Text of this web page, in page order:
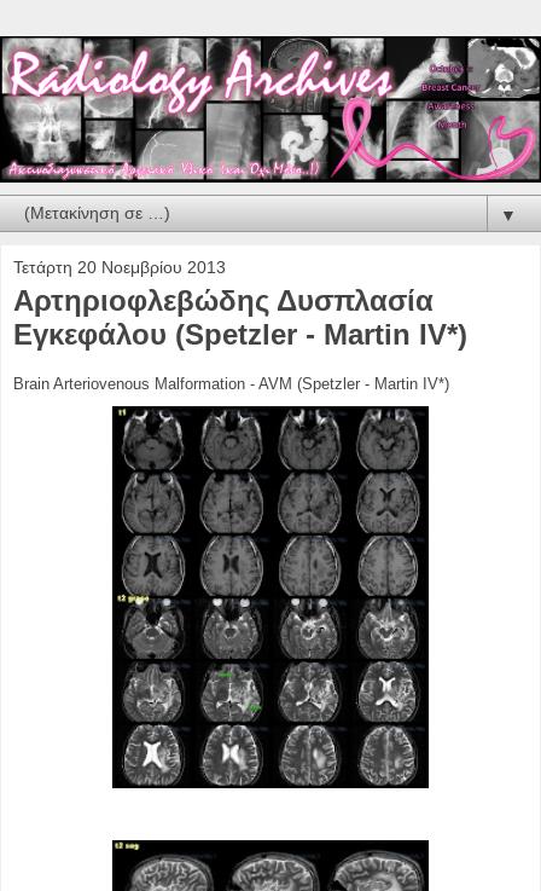
▼
Τετάρτη 20 Νοεμβρίου 2013
Αρτηριοφλεβώδης Δυσπλασία
Εγκεφάλου (Spetzler - Martin IV*)
Brain Arteriovenous Malformation - AVM (Spetzler - Martin IV*)